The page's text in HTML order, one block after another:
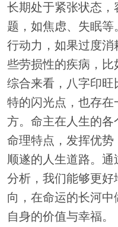
长期处于紧张状态
题，如焦虑、失眠
行动力，如果过度
些劳损性的疾病，比
综合来看，八字印
特的闪光点，也存
方。命主在人生的
命理特点，发挥优
顺遂的人生道路。
分析，我们能够更
向，在命运的长河
自身的价值与幸福。